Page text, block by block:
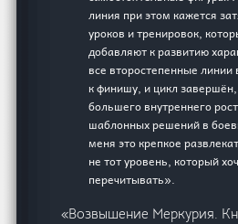
линия при этом кажется
уроков и тренировок,
добавляют к развитию
все второстепенные линии
к финишу, и цикл
большего внутреннего
шаблонных решений в
меня это крепкое
не тот уровень, который
перечитывать».
«Возвышение Меркурия.